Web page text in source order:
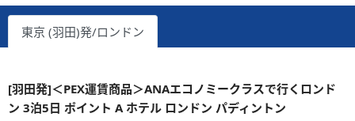
東京 (羽田)発/ロンドン
[羽田発]＜PEX運賃商品＞ANAエコノミークラスで行くロンド
ン 3泊5日 ポイント A ホテル ロンドン パディントン